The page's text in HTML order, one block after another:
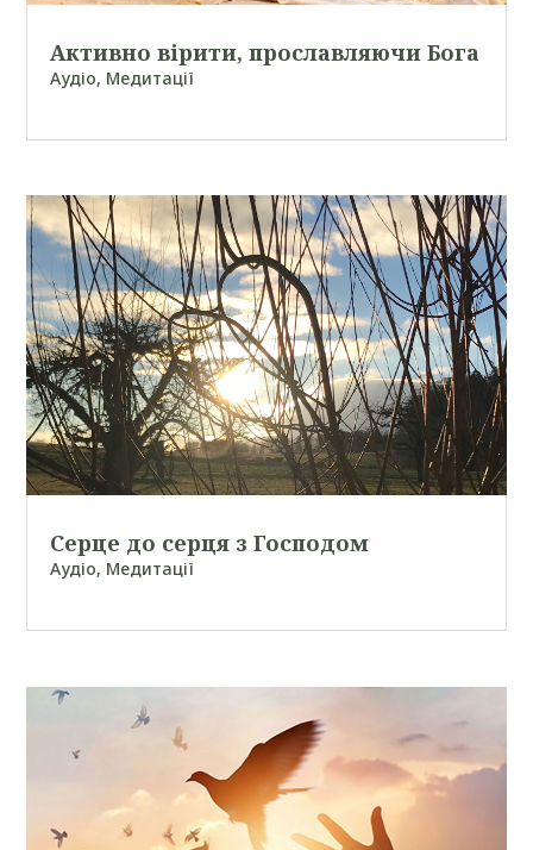
Активно вірити, прославляючи Бога
Аудіо, Медитації
Серце до серця з Господом
Аудіо, Медитації